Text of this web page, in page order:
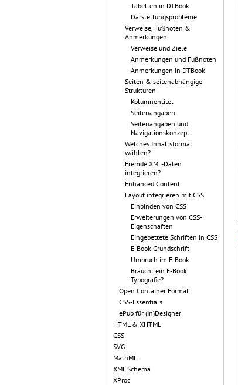
Tabellen in DTBook
Darstellungsprobleme
Verweise, Fußnoten &
Anmerkungen
Verweise und Ziele
Anmerkungen und Fußnoten
Anmerkungen in DTBook
Seiten & seitenabhängige
Strukturen
Kolumnentitel
Seitenangaben
Seitenangaben und
Navigationskonzept
Welches Inhaltsformat
wählen?
Fremde XML-Daten
integrieren?
Enhanced Content
Layout integrieren mit CSS
Einbinden von CSS
Erweiterungen von CSS-
Eigenschaften
Eingebettete Schriften in CSS
E-Book-Grundschrift
Umbruch im E-Book
Braucht ein E-Book
Typografie?
Open Container Format
CSS-Essentials
ePub für (In)Designer
HTML & XHTML
CSS
SVG
MathML
XML Schema
XProc